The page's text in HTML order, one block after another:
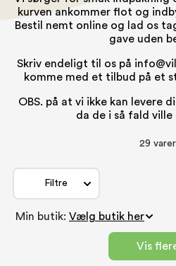
kurven ankommer flot og
Bestil nemt online og lad os
gave uden
Skriv endeligt til os på
komme med et tilbud på et
OBS. på at vi ikke kan levere
da de i så fald ville
29 varer
Filtre
Min butik:
Vis